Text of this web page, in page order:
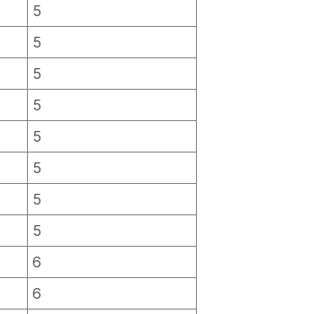
5
5
5
5
5
5
5
5
6
6